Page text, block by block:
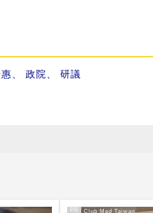
政院 研議
PR
PR・Club Med Taiwan